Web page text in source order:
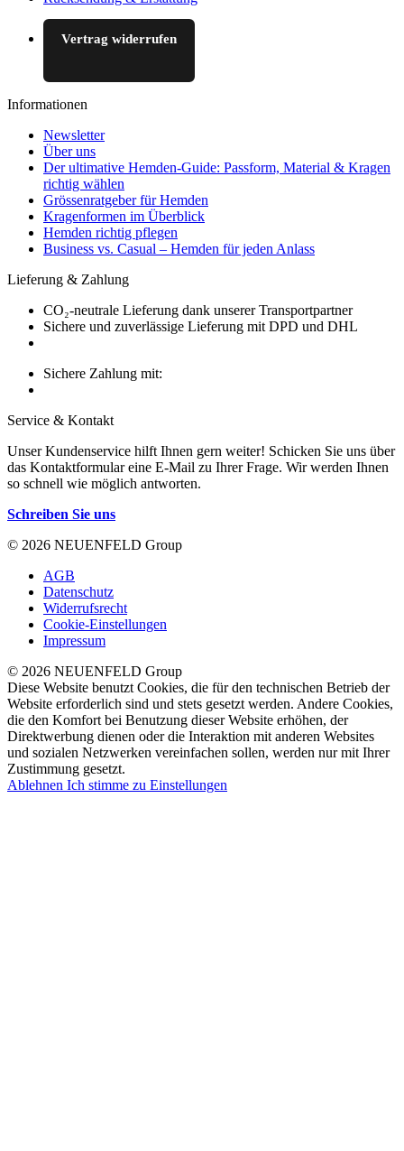
Vertrag widerrufen
Informationen
Newsletter
Über uns
Der ultimative Hemden-Guide: Passform, Material & Kragen
richtig wählen
Grössenratgeber für Hemden
Kragenformen im Überblick
Hemden richtig pflegen
Business vs. Casual – Hemden für jeden Anlass
Lieferung & Zahlung
CO₂-neutrale Lieferung dank unserer Transportpartner
Sichere und zuverlässige Lieferung mit DPD und DHL
Sichere Zahlung mit:
Service & Kontakt
Unser Kundenservice hilft Ihnen gern weiter! Schicken Sie uns über
das Kontaktformular eine E-Mail zu Ihrer Frage. Wir werden Ihnen
so schnell wie möglich antworten.
Schreiben Sie uns
© 2026 NEUENFELD Group
AGB
Datenschutz
Widerrufsrecht
Cookie-Einstellungen
Impressum
© 2026 NEUENFELD Group
Diese Website benutzt Cookies, die für den technischen Betrieb der
Website erforderlich sind und stets gesetzt werden. Andere Cookies,
die den Komfort bei Benutzung dieser Website erhöhen, der
Direktwerbung dienen oder die Interaktion mit anderen Websites
und sozialen Netzwerken vereinfachen sollen, werden nur mit Ihrer
Zustimmung gesetzt.
Ablehnen Ich stimme zu Einstellungen